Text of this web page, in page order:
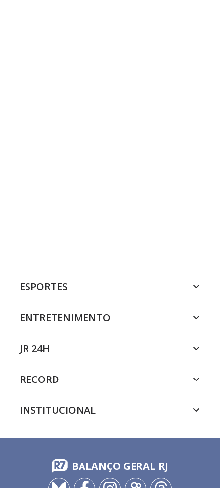
ESPORTES
ENTRETENIMENTO
JR 24H
RECORD
INSTITUCIONAL
BALANÇO GERAL RJ